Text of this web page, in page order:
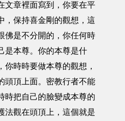
文章裡面寫到，你要在平
，保持喜金剛的觀想，這
佛是不分開的，你任何時
是本尊。你的本尊是什
你時時要做本尊的觀想，
頭頂上面。密教行者不能
時把自己的臉變成本尊的
法觀在頭頂上，這個就是